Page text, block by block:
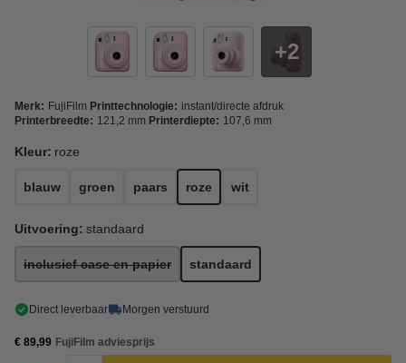
2
Merk: FujiFilm Printtechnologie: instant/directe afdruk
Printerbreedte: 121,2 mm Printerdiepte: 107,6 mm
Kleur: roze
blauw groen paars roze wit
Uitvoering: standaard
inclusief case en papier standaard
Direct leverbaar Morgen verstuurd
€ 89,99 FujiFilm adviesprijs